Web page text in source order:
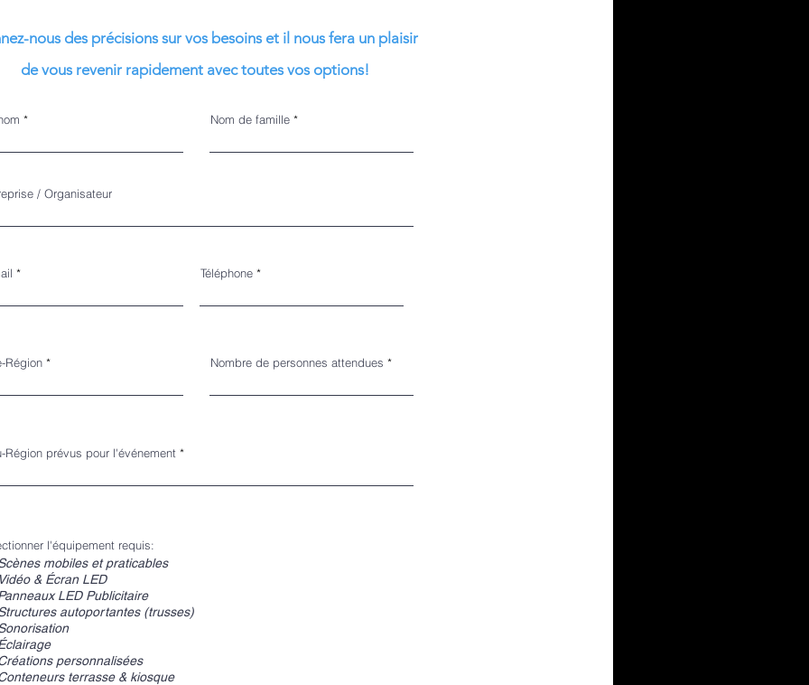
nous des précisions sur vos besoins et il nous fera un plaisir
de vous revenir rapidement avec toutes vos options!
Nom de famille
/ Organisateur
Téléphone
Région Nombre de personnes attendues
Région prévus pour l'événement
l'équipement requis:
mobiles et praticables
Vidéo & Écran LED
LED Publicitaire
autoportantes (trusses)
personnalisées
terrasse & kiosque